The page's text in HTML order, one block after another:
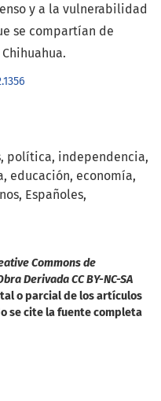
política independencia
educación economía
Españoles
y a la vulnerabilidad
se compartían de
Commons de
Derivada CC BY-NC-SA
o parcial de los artículos
se cite la fuente completa